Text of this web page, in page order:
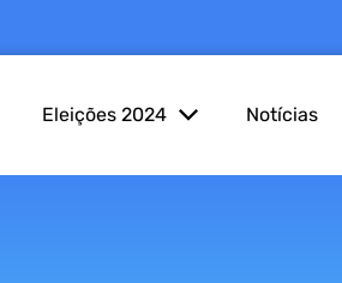
Eleições 2024 Notícias